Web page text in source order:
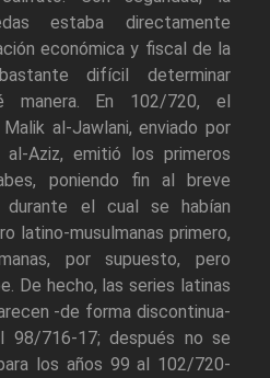
estaba directamente
económica y fiscal de la
difícil determinar
manera. En 102/720, el
al-Jawlani, enviado por
Aziz, emitió los primeros
poniendo fin al breve
durante el cual se habían
latino-musulmanas primero,
por supuesto, pero
De hecho, las series latinas
-de forma discontinua-
716-17; después no se
los años 99 al 102/720-